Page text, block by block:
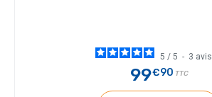
5 / 5 - 3 avis
99€90 TTC